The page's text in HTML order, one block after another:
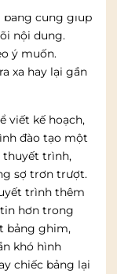
bảng cũng giúp
nội dung.
ý muốn.
xa hay lại gần
viết kế hoạch,
đào tạo một
thuyết trình,
sợ trơn trượt.
trình thêm
hơn trong
bảng ghim,
khó hình
chiếc bảng lại